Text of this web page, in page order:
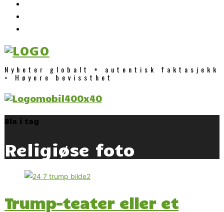
Nyheter globalt + autentisk faktasjekk
= Høyere bevissthet
Bla i tag
Religiøse foto
Trump-teater eller et